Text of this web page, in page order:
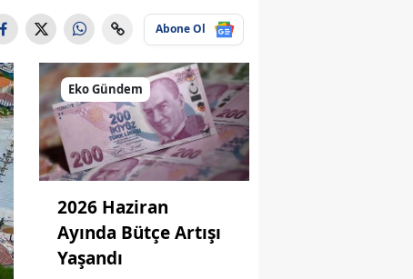
Abone Ol
Eko Gündem
2026 Haziran
Ayında Bütçe Artışı
Yaşandı